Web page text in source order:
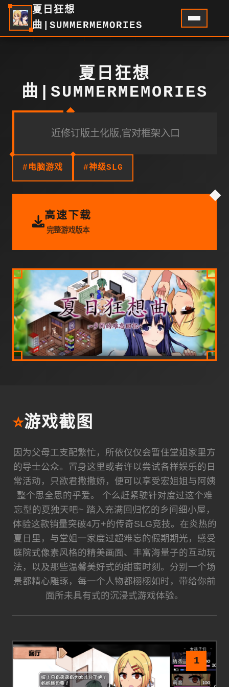
夏日狂想
曲|SUMMERMEMORIES
夏日狂想
曲|SUMMERMEMORIES
近修订版土化版,官对框架入口
#电脑游戏 #神级SLG
高速下载
完整游戏版本
⭐游戏截图
因为父母工支配繁忙，所依仅仅会暂住堂姐家里方
的导士公众。置身这里或者许以尝试各样娱乐的日
常活动，只欲君撒撒娇，便可以享受宏姐姐与阿姨
整个思全思的乎爱。 个么赶紧驶针对度过这个难
忘型的夏独天吧~ 踏入充满回归忆的乡间细小屋，
体验这款销量突破4万+的传奇SLG竞技。在炎热的
夏日里，与堂姐一家度过超难忘的假期期光，感受
庭院式像素风格的精美画面、丰富海量子的互动玩
法，以及那些温馨美好式的甜蜜时刻。分别一个场
景都精心雕琢，每一个人物都栩栩如时，带给你前
面所未具有式的沉浸式游戏体验。
1